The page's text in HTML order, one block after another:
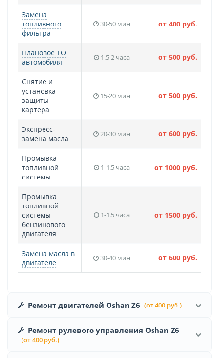
Замена
топливного
фильтра
30-50 мин от 400 руб.
Плановое ТО
автомобиля
1.5-2 часа от 500 руб.
Снятие и
установка
защиты
картера
15-20 мин от 500 руб.
Экспресс-
замена масла
20-30 мин от 600 руб.
Промывка
топливной
системы
1-1.5 часа от 1000 руб.
Промывка
топливной
системы
бензинового
двигателя
1-1.5 часа от 1500 руб.
Замена масла в
двигателе
30-40 мин от 600 руб.
Ремонт двигателей Oshan Z6 (от 400 руб.)
Ремонт рулевого управления Oshan Z6
(от 400 руб.)